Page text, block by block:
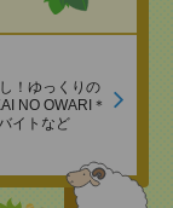
！ゆっくりの
NO OWARI＊
イトなど